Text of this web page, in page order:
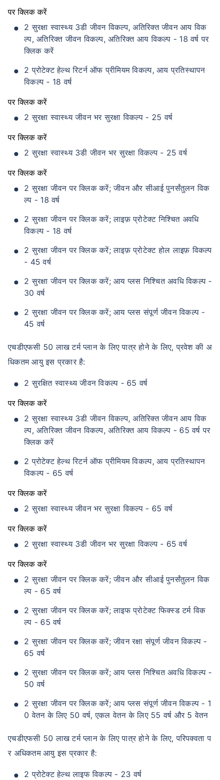
पर क्लिक करें
2 सुरक्षा स्वास्थ्य 3डी जीवन विकल्प, अतिरिक्त जीवन आय विक
ल्प, अतिरिक्त जीवन विकल्प, अतिरिक्त आय विकल्प - 18 वर्ष पर
क्लिक करें
2 प्रोटेक्ट हेल्थ रिटर्न ऑफ प्रीमियम विकल्प, आय प्रतिस्थापन
विकल्प - 18 वर्ष
पर क्लिक करें
2 सुरक्षा स्वास्थ्य जीवन भर सुरक्षा विकल्प - 25 वर्ष
पर क्लिक करें
2 सुरक्षा स्वास्थ्य 3डी जीवन भर सुरक्षा विकल्प - 25 वर्ष
पर क्लिक करें
2 सुरक्षा जीवन पर क्लिक करें; जीवन और सीआई पुनर्संतुलन विक
ल्प - 18 वर्ष
2 सुरक्षा जीवन पर क्लिक करें; लाइफ़ प्रोटेक्ट निश्चित अवधि
विकल्प - 18 वर्ष
2 सुरक्षा जीवन पर क्लिक करें; लाइफ़ प्रोटेक्ट होल लाइफ़ विकल्प
- 45 वर्ष
2 सुरक्षा जीवन पर क्लिक करें; आय प्लस निश्चित अवधि विकल्प -
30 वर्ष
2 सुरक्षा जीवन पर क्लिक करें; आय प्लस संपूर्ण जीवन विकल्प -
45 वर्ष
एचडीएफसी 50 लाख टर्म प्लान के लिए पात्र होने के लिए, प्रवेश की अ
धिकतम आयु इस प्रकार है:
2 सुरक्षित स्वास्थ्य जीवन विकल्प - 65 वर्ष
पर क्लिक करें
2 सुरक्षा स्वास्थ्य 3डी जीवन विकल्प, अतिरिक्त जीवन आय विक
ल्प, अतिरिक्त जीवन विकल्प, अतिरिक्त आय विकल्प - 65 वर्ष पर
क्लिक करें
2 प्रोटेक्ट हेल्थ रिटर्न ऑफ प्रीमियम विकल्प, आय प्रतिस्थापन
विकल्प - 65 वर्ष
पर क्लिक करें
2 सुरक्षा स्वास्थ्य जीवन भर सुरक्षा विकल्प - 65 वर्ष
पर क्लिक करें
2 सुरक्षा स्वास्थ्य 3डी जीवन भर सुरक्षा विकल्प - 65 वर्ष
पर क्लिक करें
2 सुरक्षा जीवन पर क्लिक करें; जीवन और सीआई पुनर्संतुलन विक
ल्प - 65 वर्ष
2 सुरक्षा जीवन पर क्लिक करें; लाइफ प्रोटेक्ट फिक्स्ड टर्म विक
ल्प - 65 वर्ष
2 सुरक्षा जीवन पर क्लिक करें; जीवन रक्षा संपूर्ण जीवन विकल्प -
65 वर्ष
2 सुरक्षा जीवन पर क्लिक करें; आय प्लस निश्चित अवधि विकल्प -
50 वर्ष
2 सुरक्षा जीवन पर क्लिक करें; आय प्लस संपूर्ण जीवन विकल्प - 1
0 वेतन के लिए 50 वर्ष, एकल वेतन के लिए 55 वर्ष और 5 वेतन
एचडीएफसी 50 लाख टर्म प्लान के लिए पात्र होने के लिए, परिपक्वता प
र अधिकतम आयु इस प्रकार है:
2 प्रोटेक्ट हेल्थ लाइफ विकल्प - 23 वर्ष